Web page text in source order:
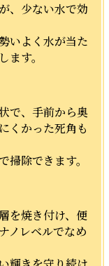
、少ない水で効
いよく水が当た
す。
で、手前から奥
くかった死角も
掃除できます。
を焼き付け、便
ノレベルでなめ